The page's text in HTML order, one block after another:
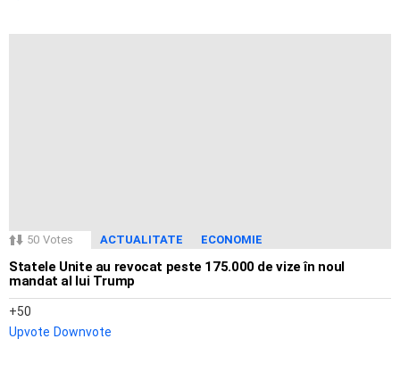
50 Votes ACTUALITATE ECONOMIE
Statele Unite au revocat peste 175.000 de vize în noul
mandat al lui Trump
50
Upvote Downvote